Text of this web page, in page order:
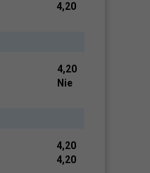
4,20
4,20
Nie
4,20
4,20